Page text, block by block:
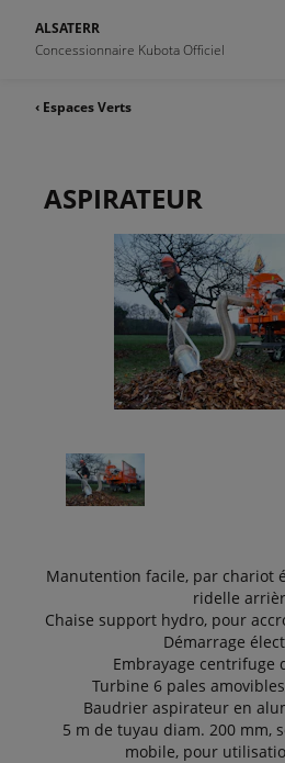
ALSATERR
Concessionnaire Kubota Officiel
‹ Espaces Verts
ASPIRATEUR
Manutention facile, par chariot
ridelle
Chaise support hydro, pour
Démarrage
Embrayage centrifuge
Turbine 6 pales
Baudrier aspirateur en
5 m de tuyau diam. 200 mm,
mobile, pour